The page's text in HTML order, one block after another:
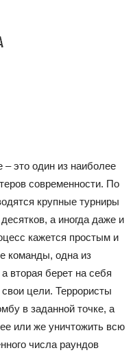
– это один из наиболее
современности. По
крупные турниры
а иногда даже и
кажется простым и
команды, одна из
вторая берет на себя
цели. Террористы
в заданной точке, а
или же уничтожить всю
числа раундов